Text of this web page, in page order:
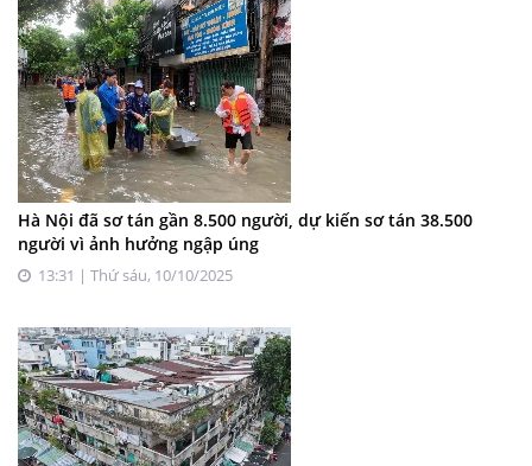
Hà Nội đã sơ tán gần 8.500 người, dự kiến sơ tán 38.500
người vì ảnh hưởng ngập úng
13:31 | Thứ sáu, 10/10/2025